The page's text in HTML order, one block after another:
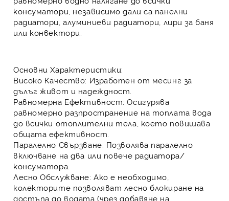
консуматори, независимо дали са панелни
радиатори ,алуминиеви радиатори лири за баня
или конвектори
Основни Характеристики:
Високо Качество: Изработен от месинг за
дълъг живот и надеждност.
Равномерна Ефективност: Осигурява
равномерно разпространение на топлата вода
до всички отоплителни тела, което повишава
общата ефективност.
Паралелно Свързване: Позволява паралелно
включване на два или повече радиатора/
консуматора.
Лесно Обслужване: Ако е необходимо,
колекторите позволяват лесно блокиране на
достъпа до водата (чрез добавяне на